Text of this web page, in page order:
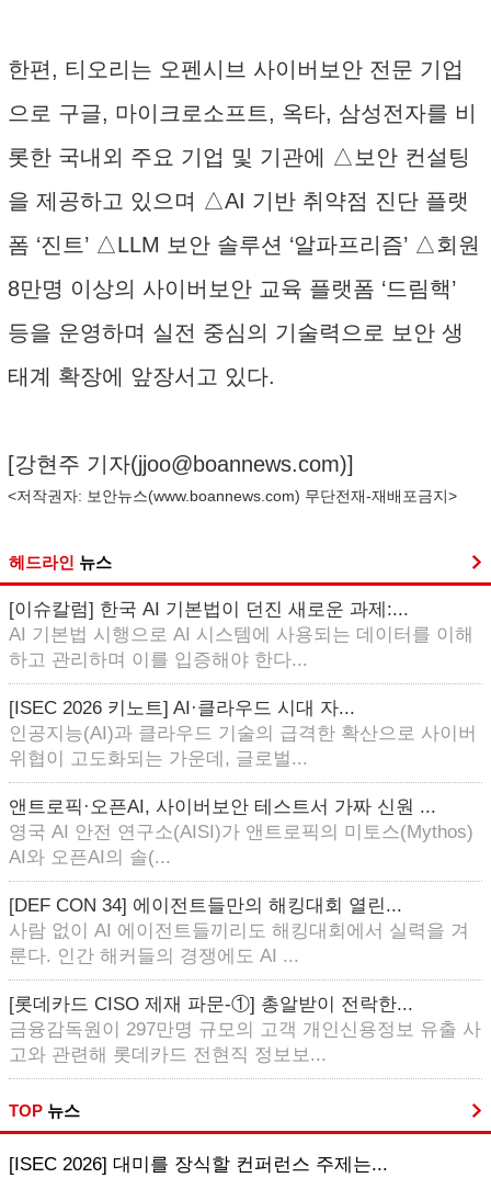
한편, 티오리는 오펜시브 사이버보안 전문 기업
으로 구글, 마이크로소프트, 옥타, 삼성전자를 비
롯한 국내외 주요 기업 및 기관에 △보안 컨설팅
을 제공하고 있으며 △AI 기반 취약점 진단 플랫
폼 ‘진트’ △LLM 보안 솔루션 ‘알파프리즘’ △회원
8만명 이상의 사이버보안 교육 플랫폼 ‘드림핵’
등을 운영하며 실전 중심의 기술력으로 보안 생
태계 확장에 앞장서고 있다.
[강현주 기자(jjoo@boannews.com)]
<저작권자: 보안뉴스(www.boannews.com) 무단전재-재배포금지>
헤드라인 뉴스
[이슈칼럼] 한국 AI 기본법이 던진 새로운 과제:...
AI 기본법 시행으로 AI 시스템에 사용되는 데이터를 이해
하고 관리하며 이를 입증해야 한다...
[ISEC 2026 키노트] AI·클라우드 시대 자...
인공지능(AI)과 클라우드 기술의 급격한 확산으로 사이버
위협이 고도화되는 가운데, 글로벌...
앤트로픽·오픈AI, 사이버보안 테스트서 가짜 신원 ...
영국 AI 안전 연구소(AISI)가 앤트로픽의 미토스(Mythos)
AI와 오픈AI의 솔(...
[DEF CON 34] 에이전트들만의 해킹대회 열린...
사람 없이 AI 에이전트들끼리도 해킹대회에서 실력을 겨
룬다. 인간 해커들의 경쟁에도 AI ...
[롯데카드 CISO 제재 파문-①] 총알받이 전락한...
금융감독원이 297만명 규모의 고객 개인신용정보 유출 사
고와 관련해 롯데카드 전현직 정보보...
TOP 뉴스
[ISEC 2026] 대미를 장식할 컨퍼런스 주제는...